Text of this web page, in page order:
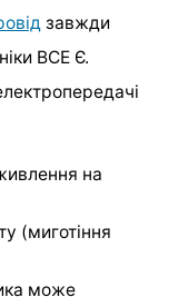
завжди
ВСЕ Є.
на
(миготіння
може